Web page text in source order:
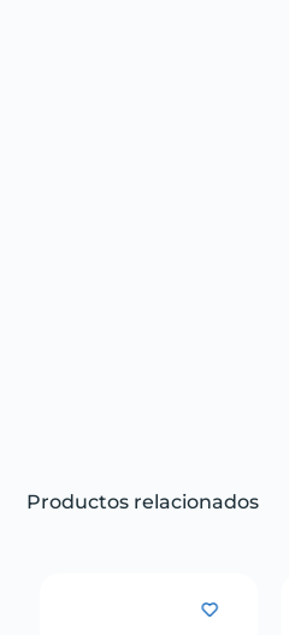
Productos relacionados